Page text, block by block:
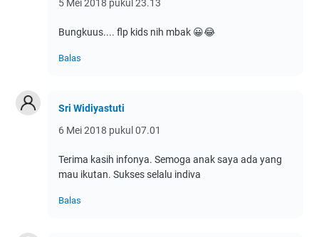
5 Mei 2018 pukul 23.13
Bungkuus.... flp kids nih mbak 😀😂
Balas
Sri Widiyastuti
6 Mei 2018 pukul 07.01
Terima kasih infonya. Semoga anak saya ada yang
mau ikutan. Sukses selalu indiva
Balas